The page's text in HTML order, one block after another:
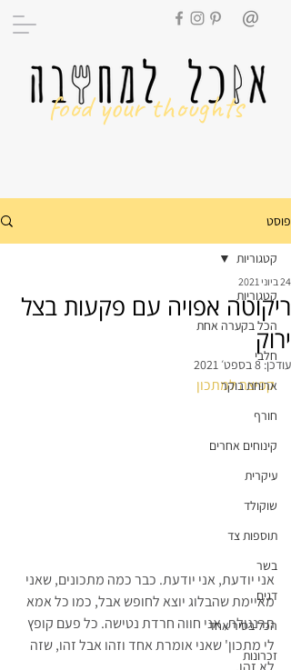
food your thoughts
פוסט
קטגוריות
הכל בקערה אחת
חלבי
ארוחת בוקר
חורף
קינוחים אחרים
עיקרית
שוקולד
תוספות צד
בשר
דגים
הכל בסיר אחד
זכרונות
קטגוריות
ריקוטה אפויה עם פקעות בצל
ירוק
24 ביוני 2021
עודכן:8 בספט׳ 2021
קפיצה למתכון
אני יודעת, אני יודעת. כבר כמה מתכונים, שאני
מאיימת שהבלוג יוצא לחופש אבל, כמו כל אמא
תרנגולת, אני חווה חרדת נטישה. כל פעם קופץ
לי מתכון' שאני אומרת אחד וזהו אבל זהו, שזה